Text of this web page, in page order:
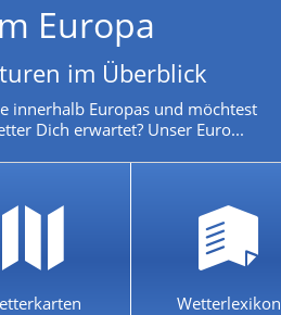
Europa
im Überblick
innerhalb Europas und möchtest
Dich erwartet? Unser Euro...
Wetterlexikon